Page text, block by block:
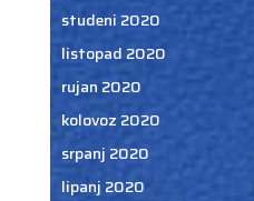
studeni 2020
listopad 2020
rujan 2020
kolovoz 2020
srpanj 2020
lipanj 2020